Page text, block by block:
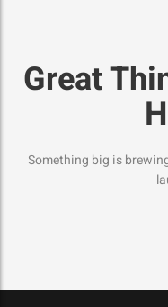
Great
Something big is